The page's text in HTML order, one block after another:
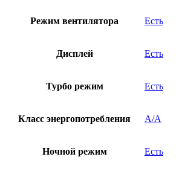
Режим вентилятора Есть
Дисплей Есть
Турбо режим Есть
Класс энергопотребления A/A
Ночной режим Есть